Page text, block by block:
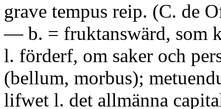
grave tempus reip. (C. de
— b. = fruktanswärd, som
l. förderf, om saker och
(bellum, morbus);
lifwet l. det allmänna